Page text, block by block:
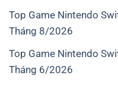
Top Game Nintendo
Tháng 8/2026
Top Game Nintendo
Tháng 6/2026